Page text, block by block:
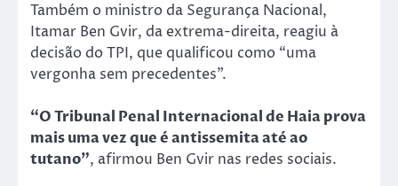
Também o ministro da Segurança Nacional,
Itamar Ben Gvir, da extrema-direita, reagiu à
decisão do TPI, que qualificou como “uma
vergonha sem precedentes”.
“O Tribunal Penal Internacional de Haia prova
mais uma vez que é antissemita até ao
tutano”, afirmou Ben Gvir nas redes sociais.